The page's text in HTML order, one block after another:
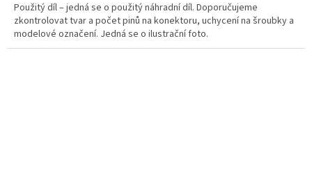
Použitý díl – jedná se o použitý náhradní díl. Doporučujeme
zkontrolovat tvar a počet pinů na konektoru, uchycení na šroubky a
modelové označení. Jedná se o ilustrační foto.